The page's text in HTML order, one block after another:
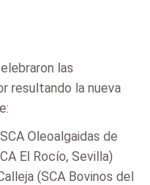
las
resultando la nueva
Oleoalgaidas de
El Rocío, Sevilla)
(SCA Bovinos del